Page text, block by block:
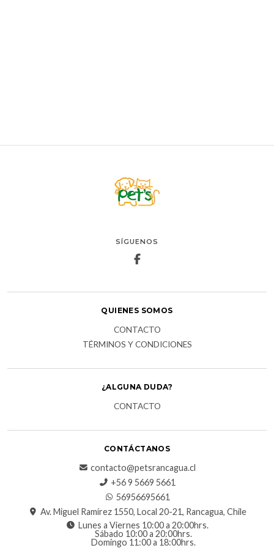
SÍGUENOS
QUIENES SOMOS
CONTACTO
TÉRMINOS Y CONDICIONES
¿ALGUNA DUDA?
CONTACTO
CONTÁCTANOS
contacto@petsrancagua.cl
‪+56 9 5669 5661‬
56956695661‬
Av. Miguel Ramírez 1550, Local 20-21, Rancagua, Chile
Lunes a Viernes 10:00 a 20:00hrs.
Sábado 10:00 a 20:00hrs.
Domingo 11:00 a 18:00hrs.